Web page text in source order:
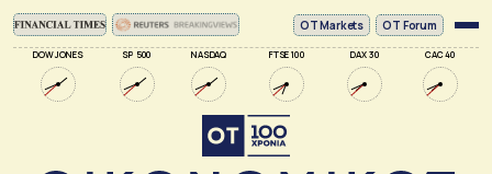
DOW JONES SP 500 NASDAQ FTSE 100 DAX 30 CAC 40
ΟΤ Markets OT Forum